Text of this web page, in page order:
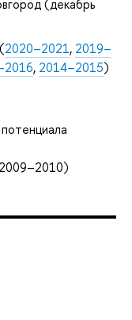
(декабрь
2020–2021, 2019–
, 2014–2015)